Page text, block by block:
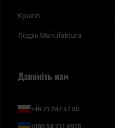
Краків
Лодзь Manufaktura
Дзвоніть нам
+48 71 347 47 00
+380 94 711 6975